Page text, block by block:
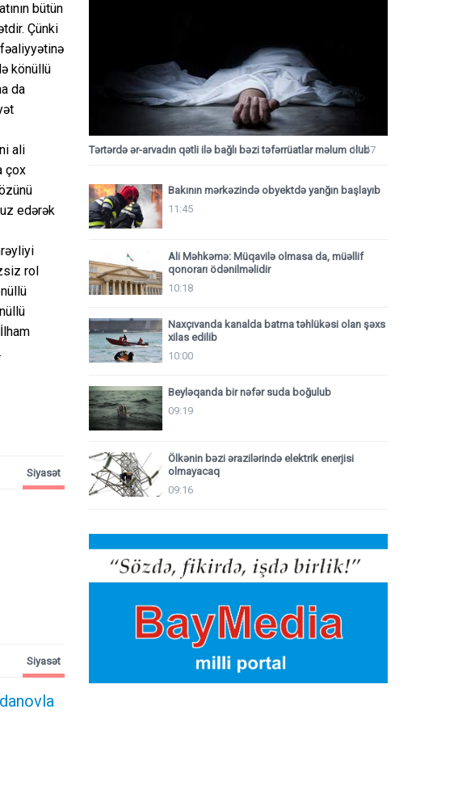
bütün
Çünki
könüllü
da
ali
çox
edərək
rol
Siyasət
Siyasət
Tərtərdə ər-arvadın qətli ilə bağlı bəzi təfərrüatlar məlum olub
11:47
Bakının mərkəzində obyektdə yanğın başlayıb
11:45
Ali Məhkəmə: Müqavilə olmasa da, müəllif
qonorarı ödənilməlidir
10:18
Naxçıvanda kanalda batma təhlükəsi olan şəxs
xilas edilib
10:00
Beyləqanda bir nəfər suda boğulub
09:19
Ölkənin bəzi ərazilərində elektrik enerjisi
olmayacaq
09:16